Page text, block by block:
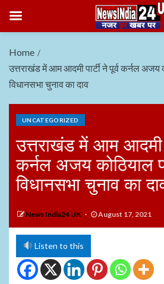
Home
उत्तराखंड में आम आदमी पार्टी ने पूर्व कर्नल
विधानसभा चुनाव का दाव
UNCATEGORIZED
उत्तराखंड में आम आदमी
कर्नल अजय कोठियाल
विधानसभा चुनाव का
News India24 UK August 17, 2021
Listen to this